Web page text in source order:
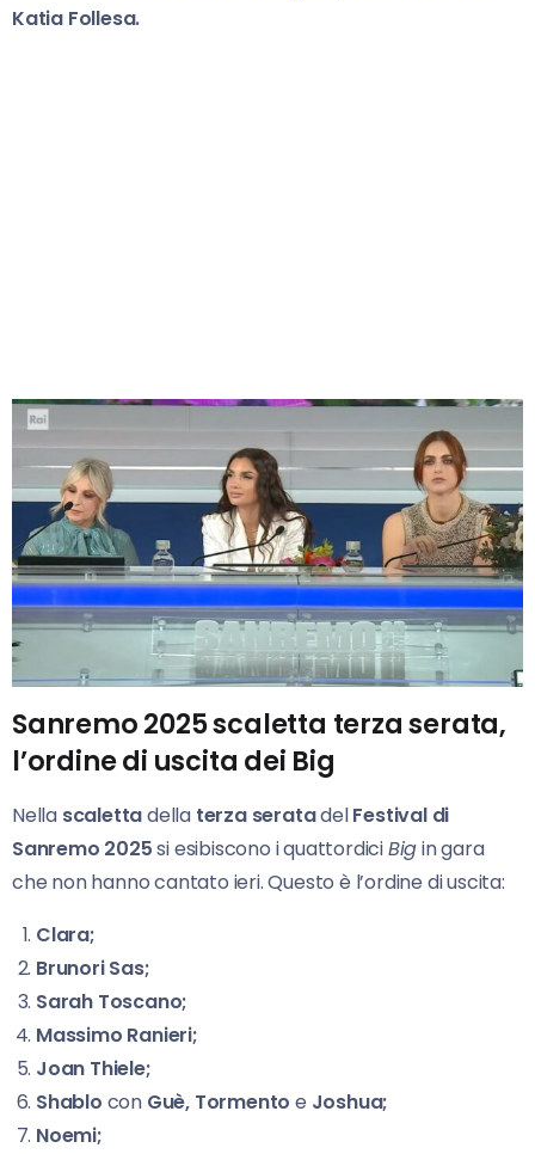
Katia Follesa.
Sanremo 2025 scaletta terza serata,
l’ordine di uscita dei Big
Nella scalettadella terza seratadelFestival di
Sanremo 2025si esibiscono i quattordiciBigin gara
che non hanno cantato ieri. Questo è l’ordine di uscita:
Clara;
Brunori Sas;
Sarah Toscano;
Massimo Ranieri;
Joan Thiele;
Shablo con Guè, Tormento e Joshua;
Noemi;